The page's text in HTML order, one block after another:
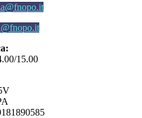
15.00